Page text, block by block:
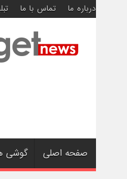
درباره ما تماس با ما
صفحه اصلی گوشی